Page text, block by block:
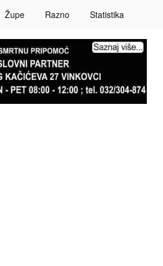
Župe Razno Statistika